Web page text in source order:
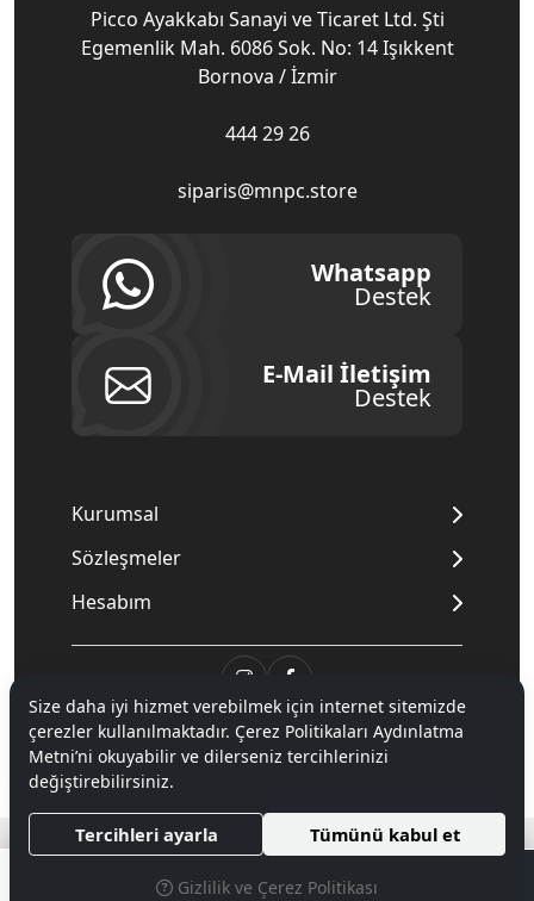
Picco Ayakkabı Sanayi ve Ticaret Ltd. Şti
Egemenlik Mah. 6086 Sok. No: 14 Işıkkent
Bornova / İzmir
444 29 26
siparis@mnpc.store
Whatsapp
Destek
E-Mail İletişim
Destek
Kurumsal
Sözleşmeler
Hesabım
© 2020Mnpc. Tüm hakları saklıdır.
Hipotenüs Yeni Nesil E-Ticaret Sistemleri ile Hazırlanmıştır.
Size daha iyi hizmet verebilmek için internet sitemizde
çerezler kullanılmaktadır. Çerez Politikaları Aydınlatma
Metni’ni okuyabilir ve dilerseniz tercihlerinizi
değiştirebilirsiniz.
Tercihleri ayarla Tümünü kabul et
Gizlilik ve Çerez Politikası